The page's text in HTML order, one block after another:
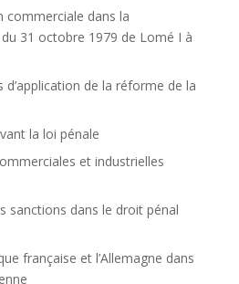
commerciale dans la
du 31 octobre 1979 de Lomé I à
d’application de la réforme de la
la loi pénale
et industrielles
sanctions dans le droit pénal
française et l’Allemagne dans